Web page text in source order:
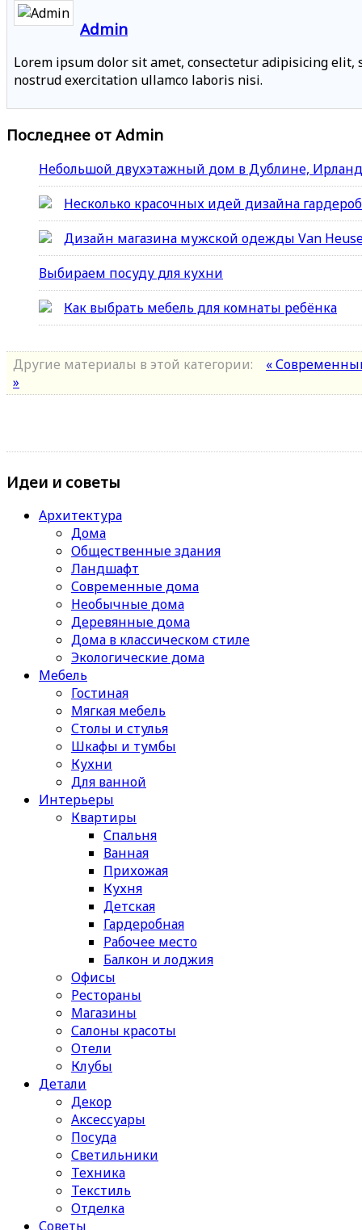
Admin
Lorem ipsum dolor sit amet, consectetur adipisicing
nostrud exercitation ullamco laboris nisi.
Последнее от Admin
Небольшой двухэтажный дом в Дублине,
Несколько красочных идей дизайна
Дизайн магазина мужской одежды Van
Выбираем посуду для кухни
Как выбрать мебель для комнаты ребёнка
Другие материалы в этой категории:
«
»
Идеи и советы
Архитектура
Дома
Общественные здания
Ландшафт
Современные дома
Необычные дома
Деревянные дома
Дома в классическом стиле
Экологические дома
Мебель
Гостиная
Мягкая мебель
Столы и стулья
Шкафы и тумбы
Кухни
Для ванной
Интерьеры
Квартиры
Спальня
Ванная
Прихожая
Кухня
Детская
Гардеробная
Рабочее место
Балкон и лоджия
Офисы
Рестораны
Магазины
Салоны красоты
Отели
Клубы
Детали
Декор
Аксессуары
Посуда
Светильники
Техника
Текстиль
Отделка
Советы